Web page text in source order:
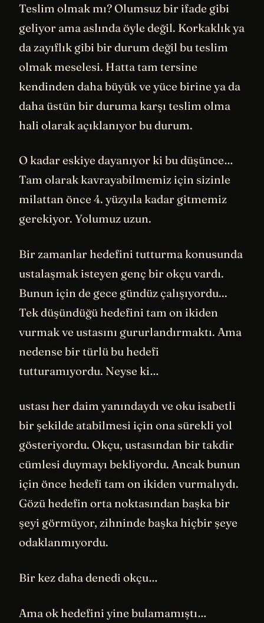
Teslim olmak mı? Olumsuz bir ifade gibi
geliyor ama aslında öyle değil. Korkaklık ya
da zayıflık gibi bir durum değil bu teslim
olmak meselesi. Hatta tam tersine
kendinden daha büyük ve yüce birine ya da
daha üstün bir duruma karşı teslim olma
hali olarak açıklanıyor bu durum.
O kadar eskiye dayanıyor ki bu düşünce…
Tam olarak kavrayabilmemiz için sizinle
milattan önce 4. yüzyıla kadar gitmemiz
gerekiyor. Yolumuz uzun.
Bir zamanlar hedefini tutturma konusunda
ustalaşmak isteyen genç bir okçu vardı.
Bunun için de gece gündüz çalışıyordu...
Tek düşündüğü hedefini tam on ikiden
vurmak ve ustasını gururlandırmaktı. Ama
nedense bir türlü bu hedefi
tutturamıyordu. Neyse ki…
ustası her daim yanındaydı ve oku isabetli
bir şekilde atabilmesi için ona sürekli yol
gösteriyordu. Okçu, ustasından bir takdir
cümlesi duymayı bekliyordu. Ancak bunun
için önce hedefi tam on ikiden vurmalıydı.
Gözü hedefin orta noktasından başka bir
şeyi görmüyor, zihninde başka hiçbir şeye
odaklanmıyordu.
Bir kez daha denedi okçu…
Ama ok hedefini yine bulamamıştı…